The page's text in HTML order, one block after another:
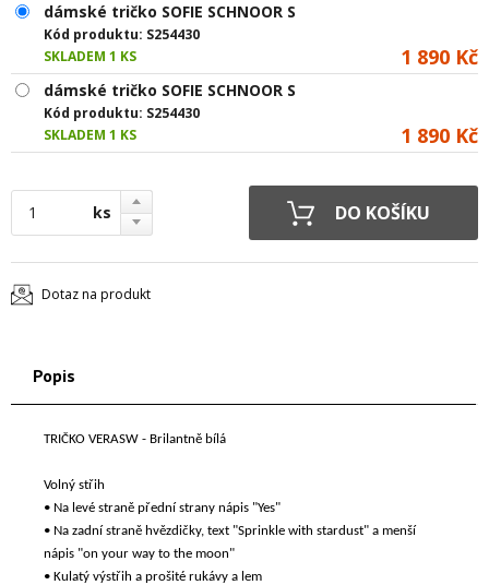
dámské tričko SOFIE SCHNOOR S
Kód produktu: S254430
SKLADEM 1 KS
1 890 Kč
dámské tričko SOFIE SCHNOOR S
Kód produktu: S254430
SKLADEM 1 KS
1 890 Kč
ks
Dotaz na produkt
Popis
TRIČKO VERASW - Brilantně bílá
Volný střih
• Na levé straně přední strany nápis "Yes"
• Na zadní straně hvězdičky, text "Sprinkle with stardust" a menší
nápis "on your way to the moon"
• Kulatý výstřih a prošité rukávy a lem